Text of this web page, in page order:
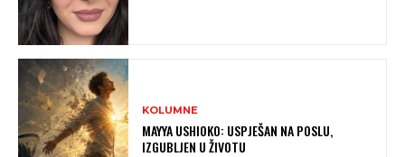
KOLUMNE
MAYYA USHIOKO: USPJEŠAN NA POSLU,
IZGUBLJEN U ŽIVOTU